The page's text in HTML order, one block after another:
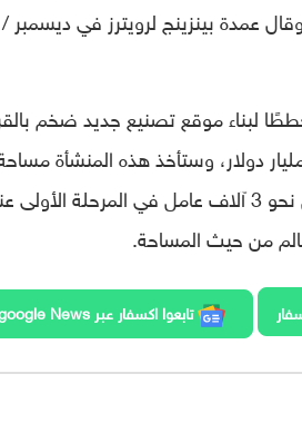
عمدة بينزينج لرويترز في ديسمبر
لبناء موقع تصنيع جديد ضخم
وتخطّط لاستثمار ما يصل إلى 100 مليار دولار،
المرجّح أن تشمل مصنَعين بإمكانهما تشغيل نحو 3 آلاف
من حيث المساحة.
تابعوا اكسفار عبر google News